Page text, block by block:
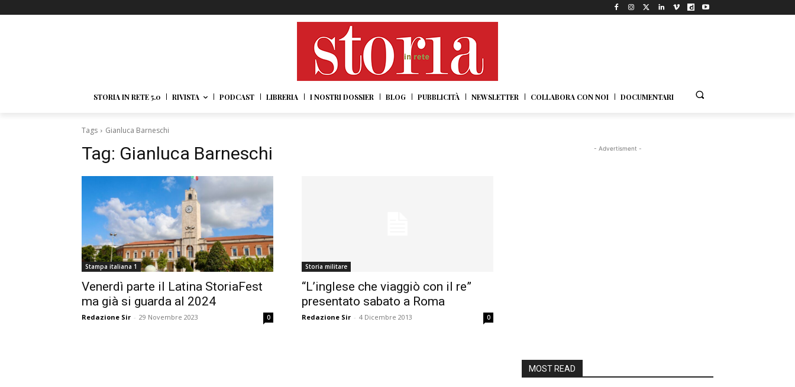
STORIA IN RETE 5.0 RIVISTA PODCAST LIBRERIA I NOSTRI DOSSIER BLOG PUBBLICITÀ NEWSLETTER COLLABORA CON NOI DOCUMENTARI
Tags Gianluca Barneschi
Tag: Gianluca Barneschi
Stampa italiana 1
Venerdì parte il Latina StoriaFest
ma già si guarda al 2024
Redazione Sir - 29 Novembre 2023 0
Storia militare
“L’inglese che viaggiò con il re”
presentato sabato a Roma
Redazione Sir - 4 Dicembre 2013 0
- Advertisment -
MOST READ